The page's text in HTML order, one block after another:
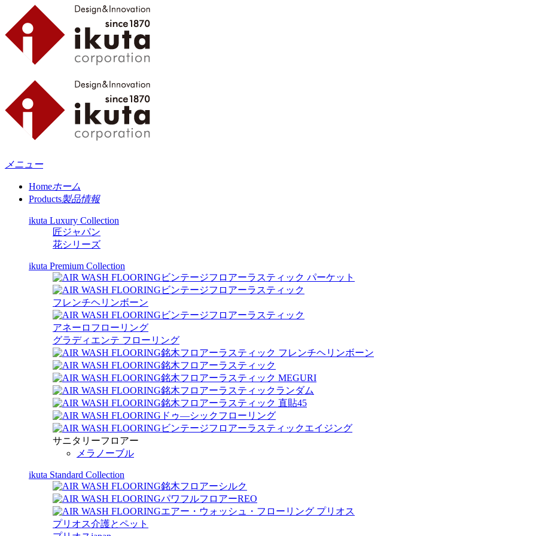
メニュー
Homeホーム
Products製品情報
ikuta Luxury Collection
匠ジャパン
花シリーズ
ikuta Premium Collection
ビンテージフロアーラスティック パーケット
ビンテージフロアーラスティック
フレンチヘリンボーン
ビンテージフロアーラスティック
アネーロフローリング
グラディエンテ フローリング
銘木フロアーラスティック フレンチヘリンボーン
銘木フロアーラスティック
銘木フロアーラスティック MEGURI
銘木フロアーラスティックランダム
銘木フロアーラスティック 直貼45
ドゥ―シックフローリング
ビンテージフロアーラスティックエイジング
サニタリーフロアー
メラノーブル
ikuta Standard Collection
銘木フロアーシルク
パワフルフロアーREO
エアー・ウォッシュ・フローリング プリオス
プリオス介護とペット